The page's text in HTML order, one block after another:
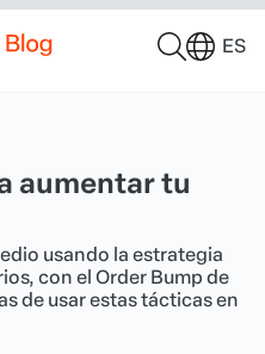
ES
aumentar tu
usando la estrategia
con el Order Bump de
de usar estas tácticas en